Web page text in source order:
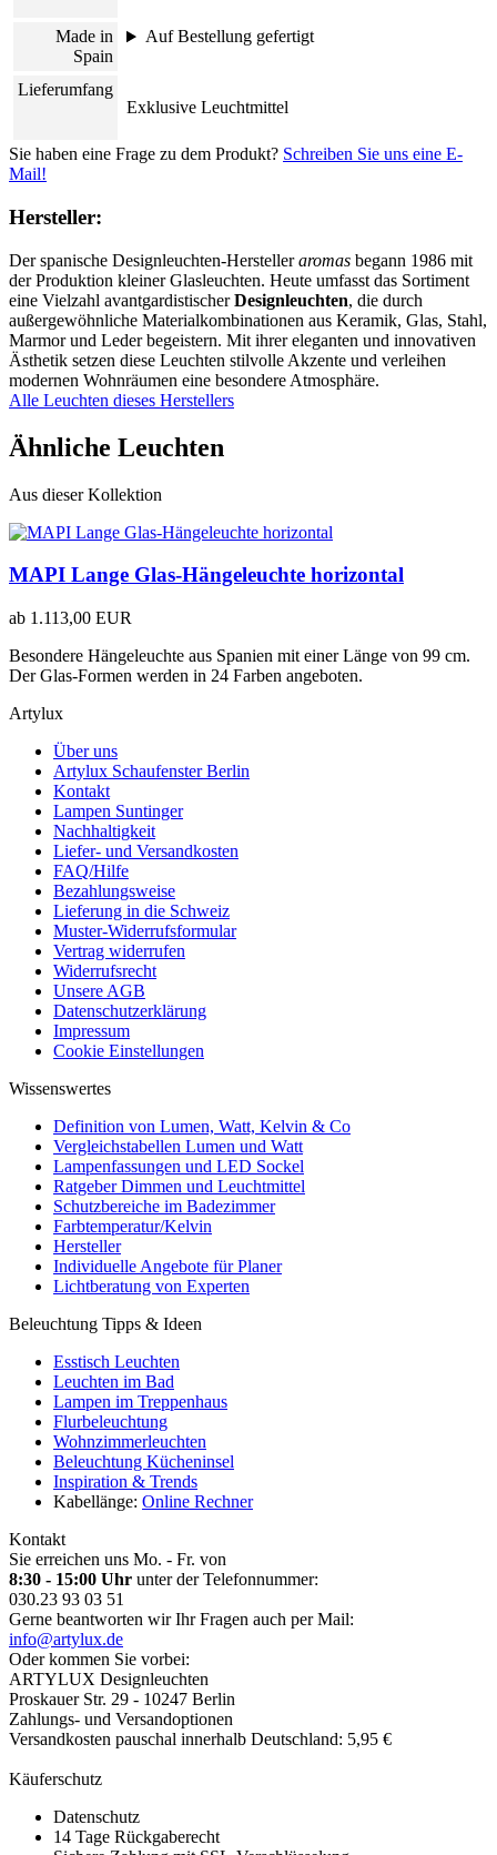
Made in
Spain
Auf Bestellung gefertigt
Lieferumfang
Exklusive Leuchtmittel
Sie haben eine Frage zu dem Produkt? Schreiben Sie uns eine E-
Mail!
Hersteller:
Der spanische Designleuchten-Herstelleraromas begann 1986 mit
der Produktion kleiner Glasleuchten. Heute umfasst das Sortiment
eine Vielzahl avantgardistischerDesignleuchten, die durch
außergewöhnliche Materialkombinationen aus Keramik, Glas, Stahl,
Marmor und Leder begeistern. Mit ihrer eleganten und innovativen
Ästhetik setzen diese Leuchten stilvolle Akzente und verleihen
modernen Wohnräumen eine besondere Atmosphäre.
Alle Leuchten dieses Herstellers
Ähnliche Leuchten
Aus dieser Kollektion
MAPI Lange Glas-Hängeleuchte horizontal
ab 1.113,00 EUR
Besondere Hängeleuchte aus Spanien mit einer Länge von 99 cm.
Der Glas-Formen werden in 24 Farben angeboten.
Artylux
Über uns
Artylux Schaufenster Berlin
Kontakt
Lampen Suntinger
Nachhaltigkeit
Liefer- und Versandkosten
FAQ/Hilfe
Bezahlungsweise
Lieferung in die Schweiz
Muster-Widerrufsformular
Vertrag widerrufen
Widerrufsrecht
Unsere AGB
Datenschutzerklärung
Impressum
Cookie Einstellungen
Wissenswertes
Definition von Lumen, Watt, Kelvin & Co
Vergleichstabellen Lumen und Watt
Lampenfassungen und LED Sockel
Ratgeber Dimmen und Leuchtmittel
Schutzbereiche im Badezimmer
Farbtemperatur/Kelvin
Hersteller
Individuelle Angebote für Planer
Lichtberatung von Experten
Beleuchtung Tipps & Ideen
Esstisch Leuchten
Leuchten im Bad
Lampen im Treppenhaus
Flurbeleuchtung
Wohnzimmerleuchten
Beleuchtung Kücheninsel
Inspiration & Trends
Kabellänge: Online Rechner
Kontakt
Sie erreichen uns Mo. - Fr. von
8:30 - 15:00 Uhr unter der Telefonnummer:
030.23 93 03 51
Gerne beantworten wir Ihr Fragen auch per Mail:
info@artylux.de
Oder kommen Sie vorbei:
ARTYLUX Designleuchten
Proskauer Str. 29 - 10247 Berlin
Zahlungs- und Versandoptionen
Versandkosten pauschal innerhalb Deutschland: 5,95 €
Käuferschutz
Datenschutz
14 Tage Rückgaberecht